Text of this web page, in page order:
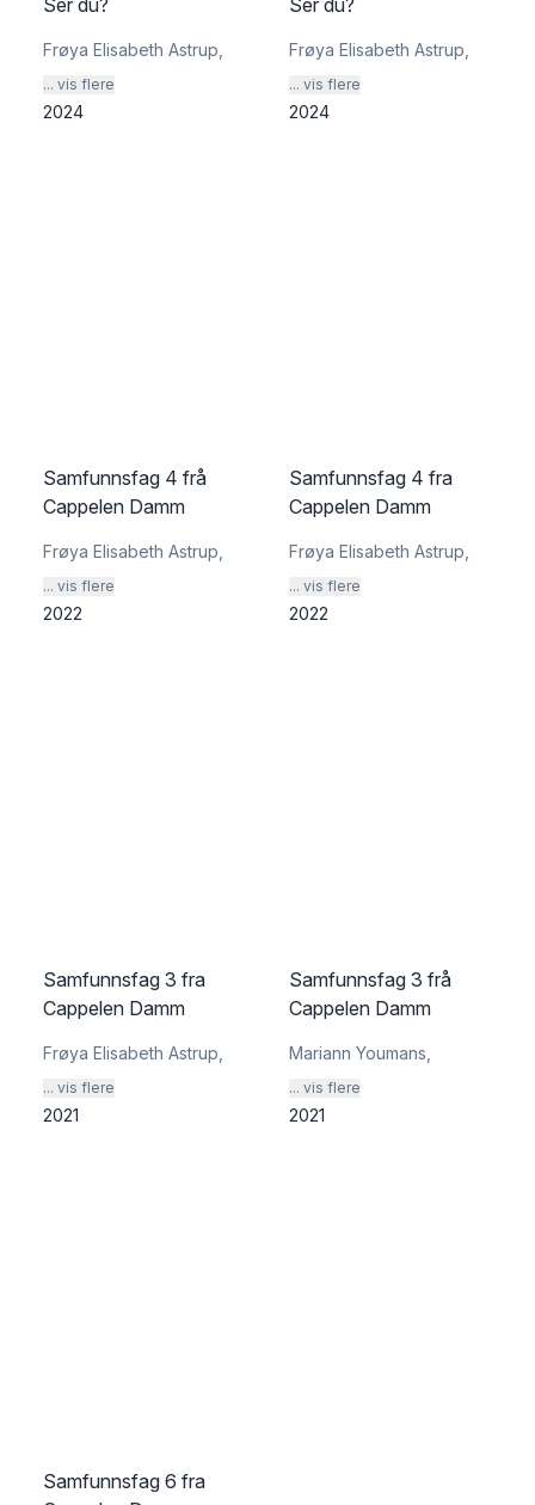
Ser du?
Frøya Elisabeth Astrup
... vis flere
2024
Ser du?
Frøya Elisabeth Astrup
... vis flere
2024
Samfunnsfag 4 frå
Cappelen Damm
Frøya Elisabeth Astrup
... vis flere
2022
Samfunnsfag 4 fra
Cappelen Damm
Frøya Elisabeth Astrup
... vis flere
2022
Samfunnsfag 3 fra
Cappelen Damm
Frøya Elisabeth Astrup
... vis flere
2021
Samfunnsfag 3 frå
Cappelen Damm
Mariann Youmans
... vis flere
2021
Samfunnsfag 6 fra